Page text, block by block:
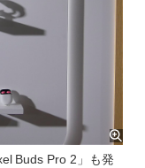
Buds Pro 2」も発